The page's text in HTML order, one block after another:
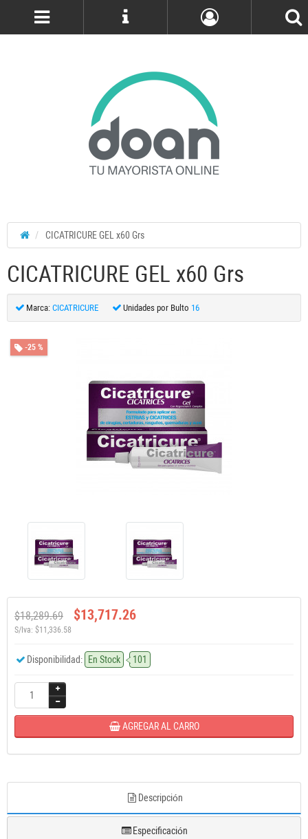
CICATRICURE GEL x60 Grs
CICATRICURE GEL x60 Grs
Marca: CICATRICURE Unidades por Bulto 16
-25 %
$18,289.69 $13,717.26
S/Iva: $11,336.58
Disponibilidad: En Stock 101
AGREGAR AL CARRO
Descripción
Especificación